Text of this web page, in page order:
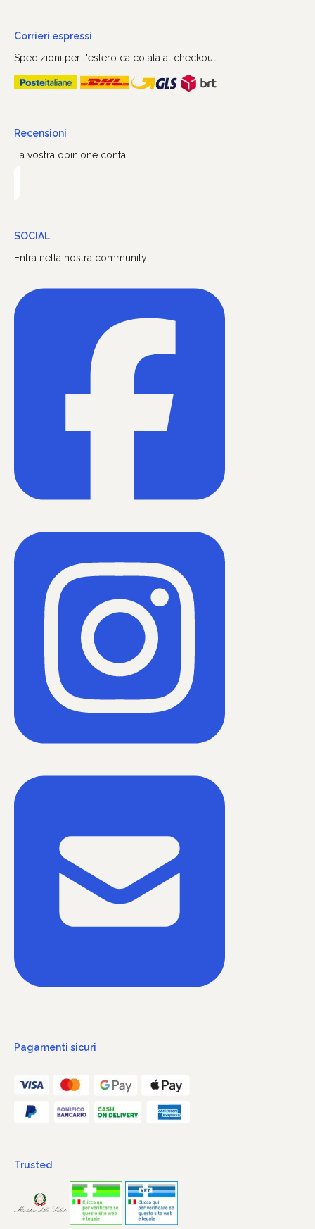
Corrieri espressi
Spedizioni per l'estero calcolata al checkout
Recensioni
La vostra opinione conta
SOCIAL
Entra nella nostra community
Pagamenti sicuri
Trusted